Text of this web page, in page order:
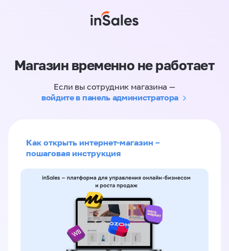
Магазин временно не работает
Если вы сотрудник магазина —
войдите в панель администратора
Как открыть интернет-магазин –
пошаговая инструкция